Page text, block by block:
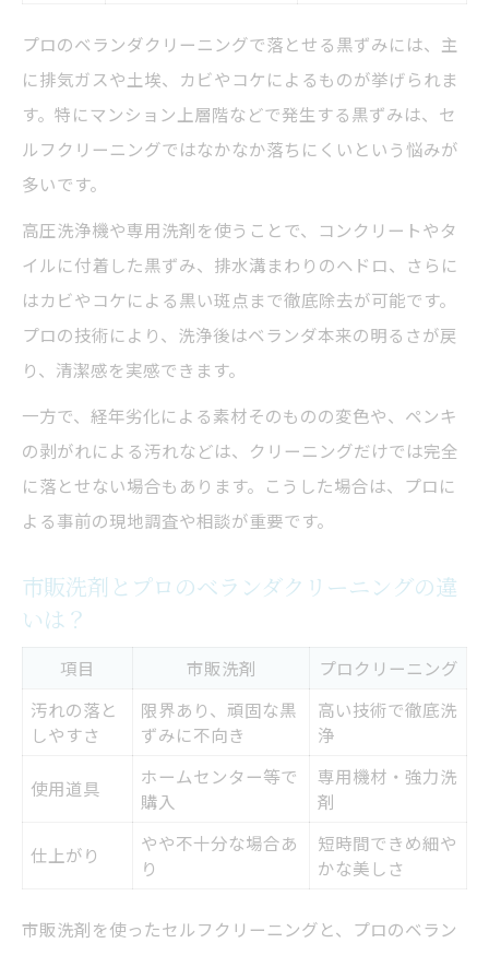
プロのベランダクリーニングで落とせる黒ずみには、主
に排気ガスや土埃、カビやコケによるものが挙げられま
す。特にマンション上層階などで発生する黒ずみは、セ
ルフクリーニングではなかなか落ちにくいという悩みが
多いです。
高圧洗浄機や専用洗剤を使うことで、コンクリートやタ
イルに付着した黒ずみ、排水溝まわりのヘドロ、さらに
はカビやコケによる黒い斑点まで徹底除去が可能です。
プロの技術により、洗浄後はベランダ本来の明るさが戻
り、清潔感を実感できます。
一方で、経年劣化による素材そのものの変色や、ペンキ
の剥がれによる汚れなどは、クリーニングだけでは完全
に落とせない場合もあります。こうした場合は、プロに
よる事前の現地調査や相談が重要です。
市販洗剤とプロのベランダクリーニングの違
いは？
項目 市販洗剤
プロクリーニング
汚れの落と
しやすさ
限界あり、頑固な黒
ずみに不向き
高い技術で徹底洗
浄
使用道具
ホームセンター等で
購入
専用機材・強力洗
剤
仕上がり
やや不十分な場合あ
り
短時間できめ細や
かな美しさ
市販洗剤を使ったセルフクリーニングと、プロのベラン